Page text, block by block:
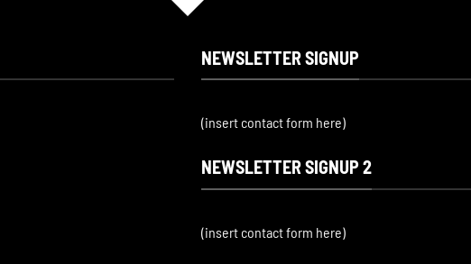
NEWSLETTER SIGNUP
(insert contact form here)
NEWSLETTER SIGNUP 2
(insert contact form here)